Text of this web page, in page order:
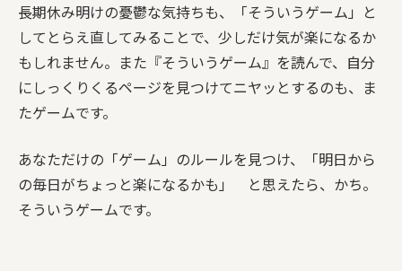
長期休み明けの憂鬱な気持ちも、「そういうゲーム」と
してとらえ直してみることで、少しだけ気が楽になるか
もしれません。また『そういうゲーム』を読んで、自分
にしっくりくるページを見つけてニヤッとするのも、ま
たゲームです。
あなただけの「ゲーム」のルールを見つけ、「明日から
の毎日がちょっと楽になるかも」 と思えたら、かち。
そういうゲームです。